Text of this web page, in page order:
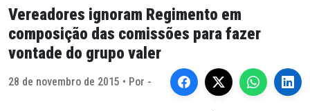
Vereadores ignoram Regimento em
composição das comissões para fazer
vontade do grupo valer
28 de novembro de 2015 • Por -